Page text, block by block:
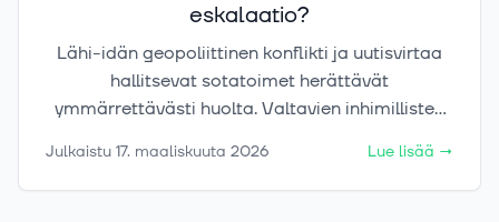
eskalaatio?
Lähi-idän geopoliittinen konflikti ja uutisvirtaa
hallitsevat sotatoimet herättävät
ymmärrettävästi huolta. Valtavien inhimillisten
epävarmuutta koko maailmantalouteen. Moni
sijoittaja katsoo juuri nyt salkkuaan ja miettii,
Julkaistu 17. maaliskuuta 2026 Lue lisää →